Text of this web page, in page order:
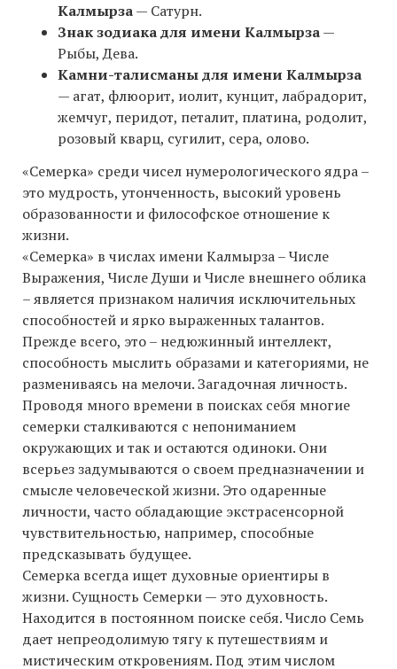
Калмырза— Сатурн.
Знак зодиака для имени Калмырза—
Рыбы, Дева.
Камни-талисманы для имени Калмырза
— агат, флюорит, иолит, кунцит, лабрадорит,
жемчуг, перидот, петалит, платина, родолит,
розовый кварц, сугилит, сера, олово.
«Семерка» среди чисел нумерологического ядра –
это мудрость, утонченность, высокий уровень
образованности и философское отношение к
жизни.
«Семерка» в числах имени Калмырза – Числе
Выражения, Числе Души и Числе внешнего облика
– является признаком наличия исключительных
способностей и ярко выраженных талантов.
Прежде всего, это – недюжинный интеллект,
способность мыслить образами и категориями, не
размениваясь на мелочи. Загадочная личность.
Проводя много времени в поисках себя многие
семерки сталкиваются с непониманием
окружающих и так и остаются одиноки. Они
всерьез задумываются о своем предназначении и
смысле человеческой жизни. Это одаренные
личности, часто обладающие экстрасенсорной
чувствительностью, например, способные
предсказывать будущее.
Семерка всегда ищет духовные ориентиры в
жизни. Сущность Семерки — это духовность.
Находится в постоянном поиске себя. Число Семь
дает непреодолимую тягу к путешествиям и
мистическим откровениям. Под этим числом